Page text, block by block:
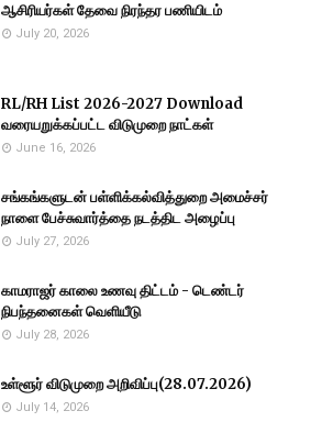
ஆசிரியர்கள் தேவை நிரந்தர பணியிடம்
July 20, 2026
RL/RH List 2026-2027 Download
வரையறுக்கப்பட்ட விடுமுறை நாட்கள்
June 16, 2026
சங்கங்களுடன் பள்ளிக்கல்வித்துறை அமைச்சர்
நாளை பேச்சுவார்த்தை நடத்திட அழைப்பு
July 27, 2026
காமராஜர் காலை உணவு திட்டம் - டெண்டர்
நிபந்தனைகள் வெளியீடு
July 28, 2026
உள்ளூர் விடுமுறை அறிவிப்பு(28.07.2026)
July 14, 2026